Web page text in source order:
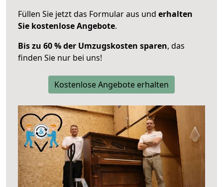
Füllen Sie jetzt das Formular aus und erhalten
Sie kostenlose Angebote.
Bis zu 60 % der Umzugskosten sparen, das
finden Sie nur bei uns!
Kostenlose Angebote erhalten